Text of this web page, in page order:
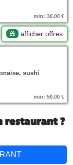
min: 30.00 €
afficher offres
sushi
min: 50.00 €
restaurant ?